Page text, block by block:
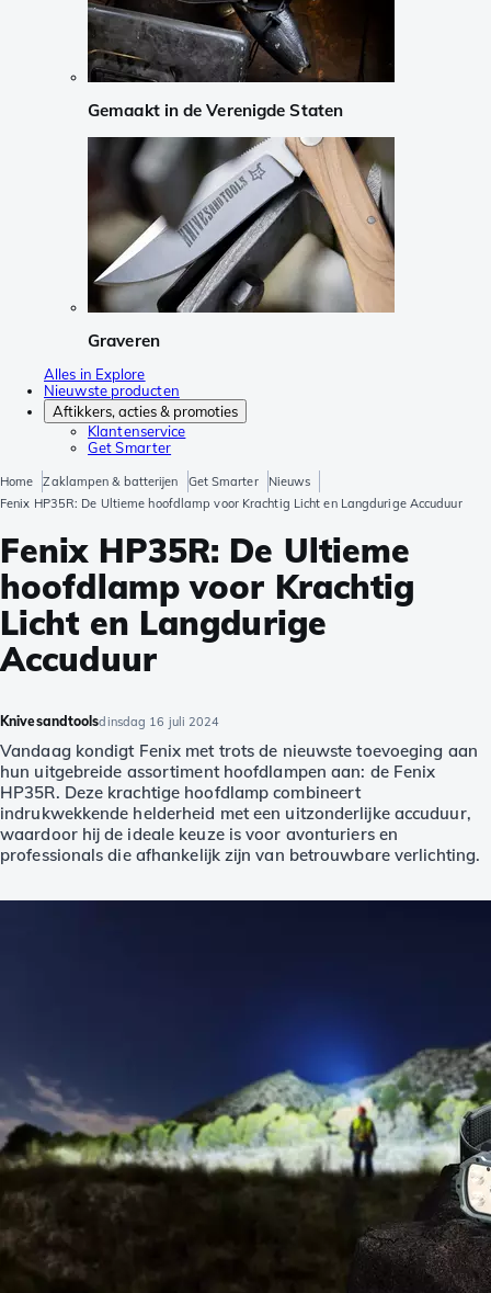
Gemaakt in de Verenigde Staten
Graveren
Alles in Explore
Nieuwste producten
Aftikkers, acties & promoties
Klantenservice
Get Smarter
Home Zaklampen & batterijen Get Smarter
Nieuws
Fenix HP35R: De Ultieme hoofdlamp voor Krachtig Licht en Langdurige Accuduur
Fenix HP35R: De Ultieme
hoofdlamp voor Krachtig
Licht en Langdurige
Accuduur
Knivesandtoolsdinsdag 16 juli 2024
Vandaag kondigt Fenix met trots de nieuwste toevoeging aan
hun uitgebreide assortiment hoofdlampen aan: de Fenix
HP35R. Deze krachtige hoofdlamp combineert
indrukwekkende helderheid met een uitzonderlijke accuduur,
waardoor hij de ideale keuze is voor avonturiers en
professionals die afhankelijk zijn van betrouwbare verlichting.